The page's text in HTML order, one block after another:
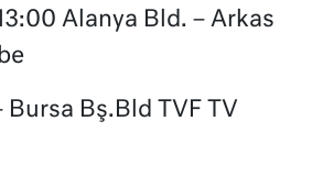
Alanya Bld. – Arkas
Bursa Bş.Bld TVF TV